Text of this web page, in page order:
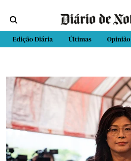
Edição Diária Últimas Opinião